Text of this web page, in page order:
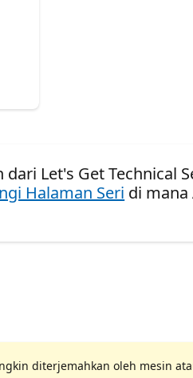
Let's Get Technical
Halaman Seri di
diterjemahkan oleh mesin